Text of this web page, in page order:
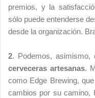
premios, y la
sólo puede entenderse
desde la organización.
2. Podemos, asimismo,
cerveceras artesanas.
como Edge Brewing,
cambios por su camino,